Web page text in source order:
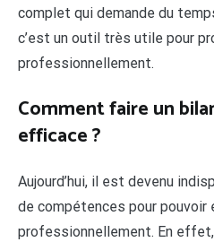
complet qui demande du
c’est un outil très utile pour
professionnellement.
Comment faire un
efficace ?
Aujourd’hui, il est devenu
de compétences pour pouvoir
professionnellement. En